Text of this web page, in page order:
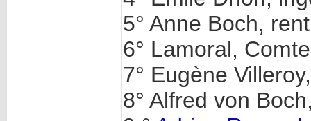
5° Anne Boch,
6° Lamoral,
7° Eugène
8° Alfred von